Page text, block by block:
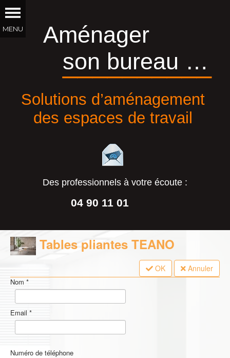
Aménager
son bureau …
Solutions d’aménagement
des espaces de travail
Des professionnels à votre écoute :
04 90 11 01
__________
Tables pliantes TEANO
OK Annuler
Nom *
Email *
Numéro de téléphone